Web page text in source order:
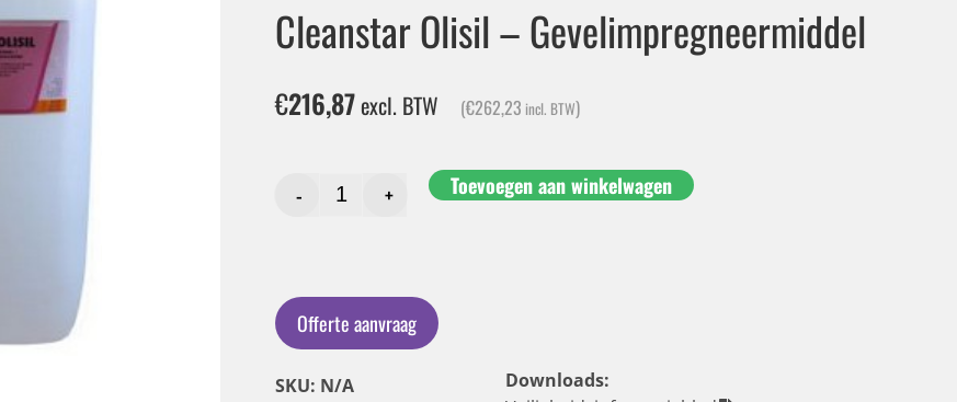
Cleanstar Olisil – Gevelimpregneermiddel
€216,87excl. BTW (€262,23 incl. BTW)
- + Toevoegen aan winkelwagen
Offerte aanvraag
SKU: N/A
Downloads: